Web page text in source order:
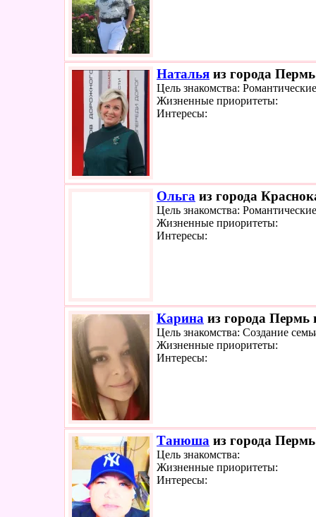
Наталья из города
Цель знакомства:
Жизненные приоритеты:
Интересы:
Ольга из города
Цель знакомства:
Жизненные приоритеты:
Интересы:
Карина из города Пермь
Цель знакомства: Создание
Жизненные приоритеты:
Интересы:
Танюша из города
Цель знакомства:
Жизненные приоритеты:
Интересы: